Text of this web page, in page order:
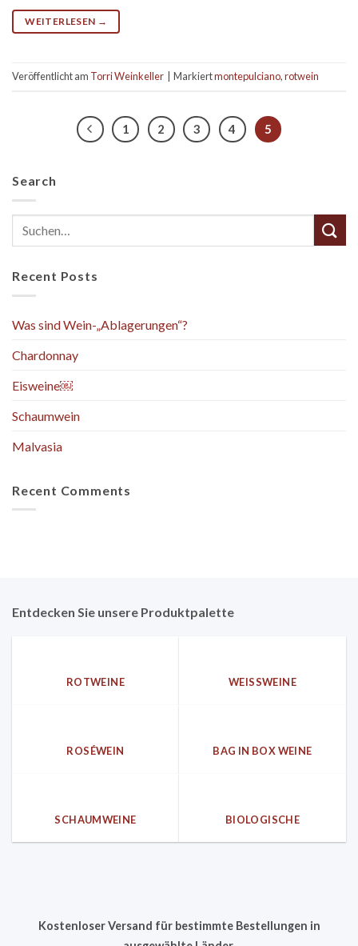
WEITERLESEN →
Veröffentlicht am Torri Weinkeller Markiertmontepulciano,rotwein
1 2 3 4 5
Search
Recent Posts
Was sind Wein-„Ablagerungen“?
Chardonnay
Eisweine￼
Schaumwein
Malvasia
Recent Comments
Entdecken Sie unsere Produktpalette
ROTWEINE WEISSWEINE
ROSÉWEIN BAG IN BOX WEINE
SCHAUMWEINE BIOLOGISCHE
Kostenloser Versand für bestimmte Bestellungen in